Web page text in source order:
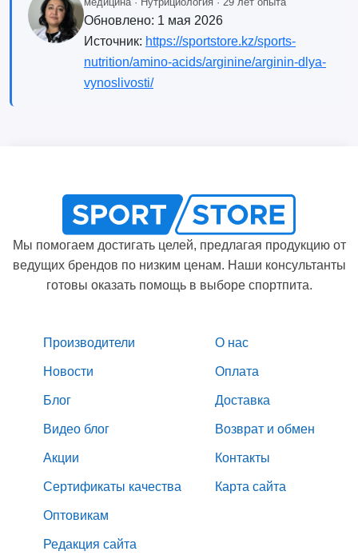
Обновлено: 1 мая 2026
Источник: https://sportstore.kz/sports-
nutrition/amino-acids/arginine/arginin-dlya-
vynoslivosti/
Мы помогаем достигать целей, предлагая продукцию от
ведущих брендов по низким ценам. Наши консультанты
готовы оказать помощь в выборе спортпита.
Производители
Новости
Блог
Видео блог
Акции
Сертификаты качества
Оптовикам
Редакция сайта
О нас
Оплата
Доставка
Возврат и обмен
Контакты
Карта сайта